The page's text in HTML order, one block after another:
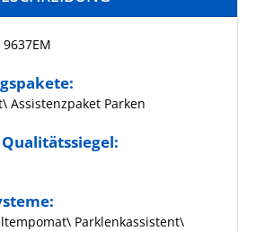
Assistenzpaket Parken
Parklenkassistent\